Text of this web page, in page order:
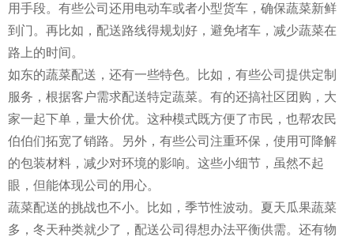
用手段。有些公司还用电动车或者小型货车，确保蔬菜新鲜
到门。再比如，配送路线得规划好，避免堵车，减少蔬菜在
路上的时间。
如东的蔬菜配送，还有一些特色。比如，有些公司提供定制
服务，根据客户需求配送特定蔬菜。有的还搞社区团购，大
家一起下单，量大价优。这种模式既方便了市民，也帮农民
伯伯们拓宽了销路。另外，有些公司注重环保，使用可降解
的包装材料，减少对环境的影响。这些小细节，虽然不起
眼，但能体现公司的用心。
蔬菜配送的挑战也不小。比如，季节性波动。夏天瓜果蔬菜
多，冬天种类就少了，配送公司得想办法平衡供需。还有物